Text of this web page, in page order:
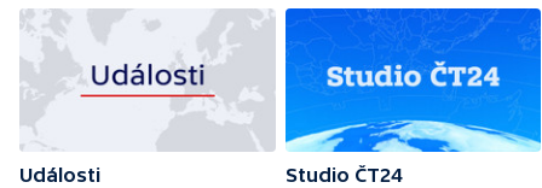
Události
Studio ČT24